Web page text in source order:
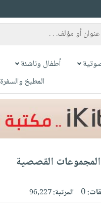
أطفال وناشئة
المطبخ والسفرة
القصصية
0 المرتبة:96,227